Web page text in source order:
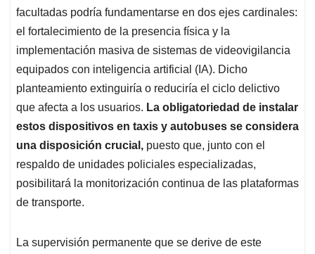
facultadas podría fundamentarse en dos ejes cardinales:
el fortalecimiento de la presencia física y la
implementación masiva de sistemas de videovigilancia
equipados con inteligencia artificial (IA). Dicho
planteamiento extinguiría o reduciría el ciclo delictivo
que afecta a los usuarios. La obligatoriedad de instalar
estos dispositivos en taxis y autobuses se considera
una disposición crucial, puesto que, junto con el
respaldo de unidades policiales especializadas,
posibilitará la monitorización continua de las plataformas
de transporte.
La supervisión permanente que se derive de este